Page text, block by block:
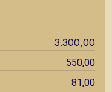
3.300,00
550,00
81,00